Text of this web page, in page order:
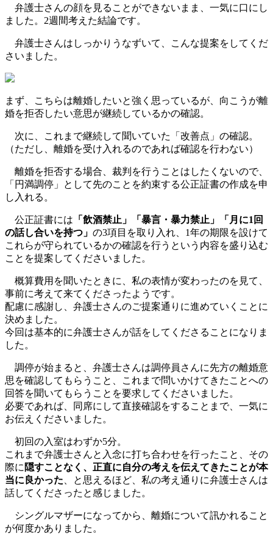
弁護士さんの顔を見ることができないまま、一気に口にし
ました。2週間考えた結論です。
弁護士さんはしっかりうなずいて、こんな提案をしてくだ
さいました。
まず、こちらは離婚したいと強く思っているが、向こうが離
婚を拒否したい意思が継続しているかの確認。
次に、これまで継続して聞いていた「改善点」の確認。
（ただし、離婚を受け入れるのであれば確認を行わない）
離婚を拒否する場合、裁判を行うことはしたくないので、
「円満調停」として先のことを約束する公正証書の作成を申
し入れる。
公正証書には 「飲酒禁止」「暴言・暴力禁止」「月に1回
の話し合いを持つ」 の3項目を取り入れ、1年の期限を設けて
これらが守られているかの確認を行うという内容を盛り込む
ことを提案してくださいました。
概算費用を聞いたときに、私の表情が変わったのを見て、
事前に考えて来てくださったようです。
配慮に感謝し、弁護士さんのご提案通りに進めていくことに
決めました。
今回は基本的に弁護士さんが話をしてくださることになりま
した。
調停が始まると、弁護士さんは調停員さんに先方の離婚意
思を確認してもらうこと、これまで問いかけてきたことへの
回答を聞いてもらうことを要求してくださいました。
必要であれば、同席にして直接確認をすることまで、一気に
お伝えくださいました。
初回の入室はわずか5分。
これまで弁護士さんと入念に打ち合わせを行ったこと、その
際に 隠すことなく、正直に自分の考えを伝えてきたことが本
当に良かった 、と思えるほど、私の考え通りに弁護士さんは
話してくださったと感じました。
シングルマザーになってから、離婚について訊かれること
が何度かありました。